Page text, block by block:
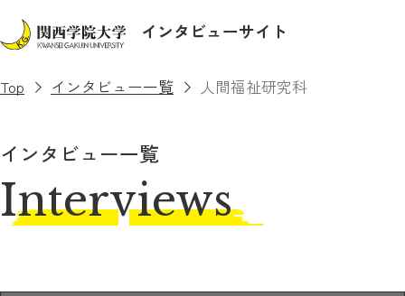
インタビューサイト
Top インタビュー一覧 人間福祉研究科
インタビュー一覧
Interviews